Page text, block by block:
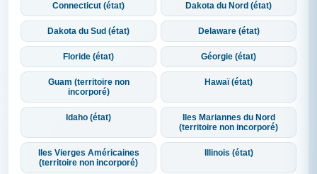
Connecticut (état) Dakota du Nord (état)
Dakota du Sud (état) Delaware (état)
Floride (état) Géorgie (état)
Guam (territoire non
incorporé)
Hawaï (état)
Idaho (état)
Iles Mariannes du Nord
(territoire non incorporé)
Iles Vierges Américaines
(territoire non incorporé)
Illinois (état)